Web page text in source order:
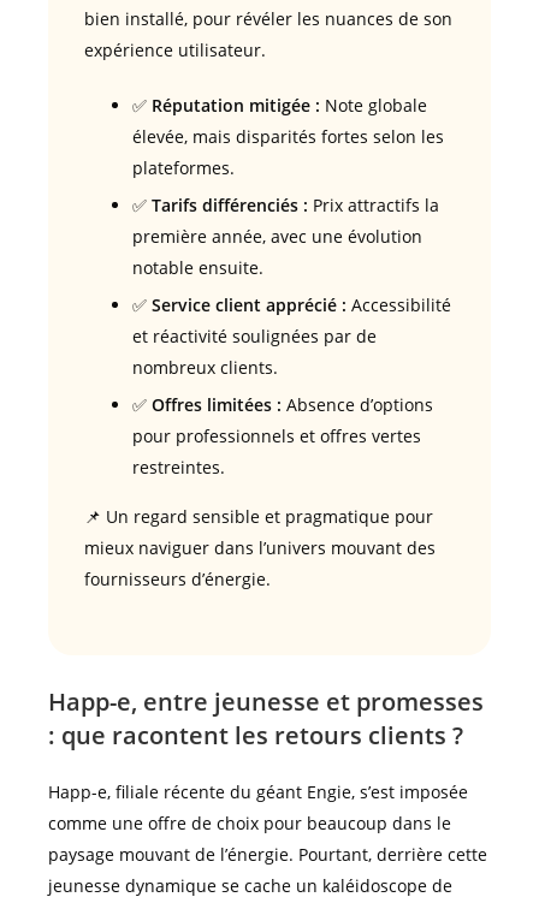
bien installé, pour révéler les nuances de son
expérience utilisateur.
✅ Réputation mitigée : Note globale
élevée, mais disparités fortes selon les
plateformes.
✅ Tarifs différenciés : Prix attractifs la
première année, avec une évolution
notable ensuite.
✅ Service client apprécié : Accessibilité
et réactivité soulignées par de
nombreux clients.
✅ Offres limitées : Absence d’options
pour professionnels et offres vertes
restreintes.
📌 Un regard sensible et pragmatique pour
mieux naviguer dans l’univers mouvant des
fournisseurs d’énergie.
Happ-e, entre jeunesse et promesses
: que racontent les retours clients ?
Happ-e, filiale récente du géant Engie, s’est imposée
comme une offre de choix pour beaucoup dans le
paysage mouvant de l’énergie. Pourtant, derrière cette
jeunesse dynamique se cache un kaléidoscope de